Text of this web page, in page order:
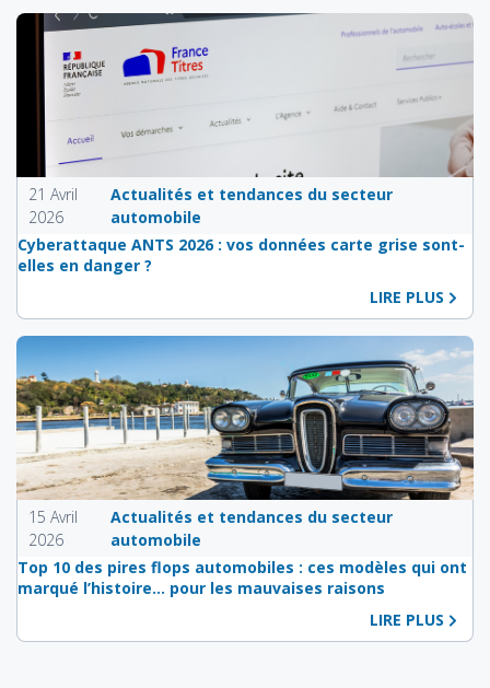
21 Avril
2026
Actualités et tendances du secteur
automobile
Cyberattaque ANTS 2026 : vos données carte grise sont-
elles en danger ?
LIRE PLUS
15 Avril
2026
Actualités et tendances du secteur
automobile
Top 10 des pires flops automobiles : ces modèles qui ont
marqué l’histoire… pour les mauvaises raisons
LIRE PLUS